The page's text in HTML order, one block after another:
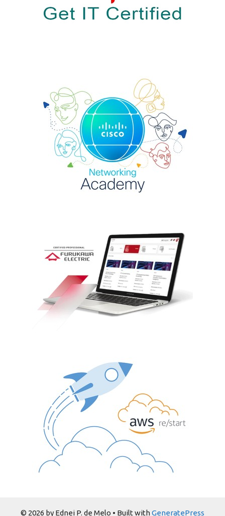
© 2026 by Ednei P. de Melo • Built withGeneratePress